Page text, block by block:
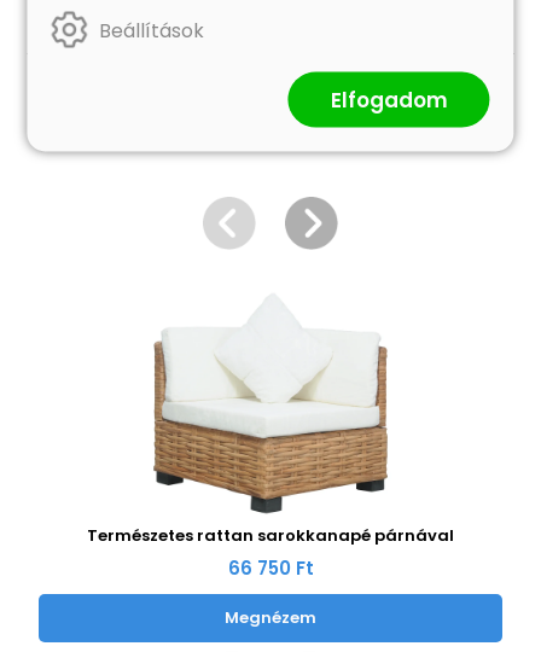
Hasonló termékek
Természetes rattan sarokkanapé párnával
66 750 Ft
Megnézem
Beállítások
Elfogadom